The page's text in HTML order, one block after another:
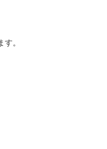
。